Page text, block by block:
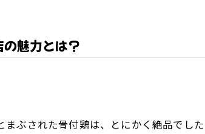
魅力とは？
ぶされた骨付鶏は、とにかく絶品でし